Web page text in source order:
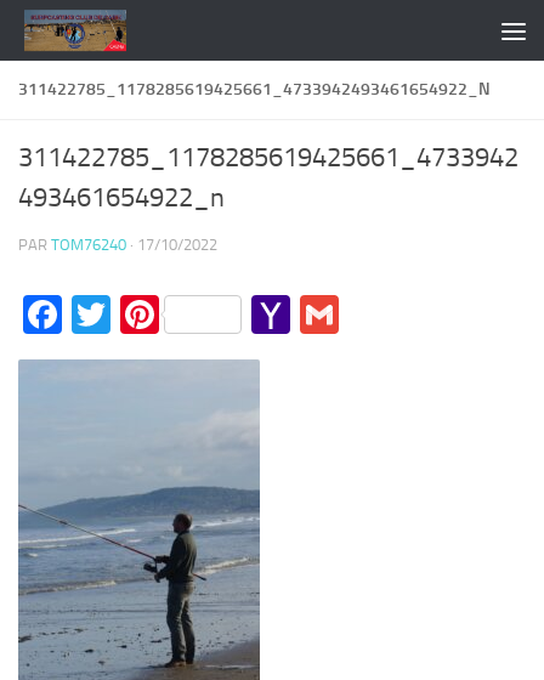
Skip to content
311422785_1178285619425661_4733942493461654922_N
311422785_1178285619425661_4733942
493461654922_n
PAR TOM76240 · 17/10/2022
Facebook
TwitterPinterestYahoo